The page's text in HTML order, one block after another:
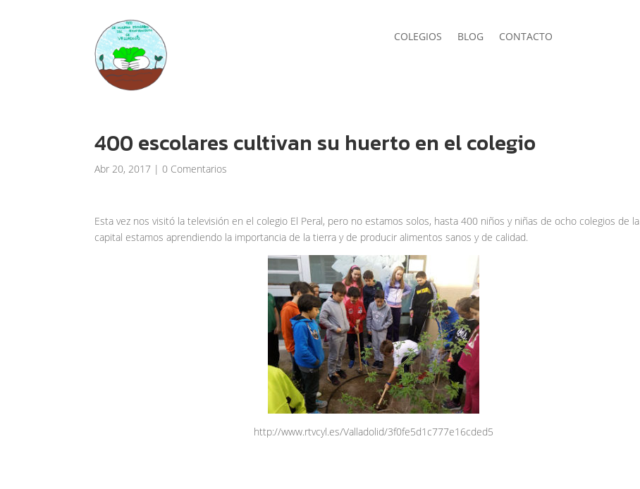
COLEGIOS BLOG CONTACTO
400 escolares cultivan su huerto en el colegio
Abr 20, 2017 |0 Comentarios
Esta vez nos visitó la televisión en el colegio El Peral, pero no estamos solos, hasta 400 niños y niñas de ocho colegios de la
capital estamos aprendiendo la importancia de la tierra y de producir alimentos sanos y de calidad.
http://www.rtvcyl.es/Valladolid/3f0fe5d1c777e16cded5